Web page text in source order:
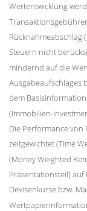
Wertentwicklung
Rücknahmeabschlag
Steuern nicht
mindernd auf die
Ausgabeaufschlages
dem
(Immobilien-
Die Performance von
zeitgewichtet (Time
(Money Weighted
Präsentationsteil] auf
Devisenkurse bzw.